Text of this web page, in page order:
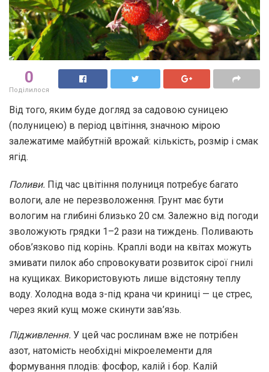
0
Поділилося
Від того, яким буде догляд за садовою суницею
(полуницею) в період цвітіння, значною мірою
залежатиме майбутній врожай: кількість, розмір і смак
ягід.
Поливи. Під час цвітіння полуниця потребує багато
вологи, але не перезволоження. Грунт має бути
вологим на глибині близько 20 см. Залежно від погоди
зволожують грядки 1–2 рази на тиждень. Поливають
обов’язково під корінь. Краплі води на квітах можуть
змивати пилок або спровокувати розвиток сірої гнилі
на кущиках. Використовують лише відстояну теплу
воду. Холодна вода з-під крана чи криниці — це стрес,
через який кущ може скинути зав’язь.
Підживлення. У цей час рослинам вже не потрібен
азот, натомість необхідні мікроелементи для
формування плодів: фосфор, калій і бор. Калій